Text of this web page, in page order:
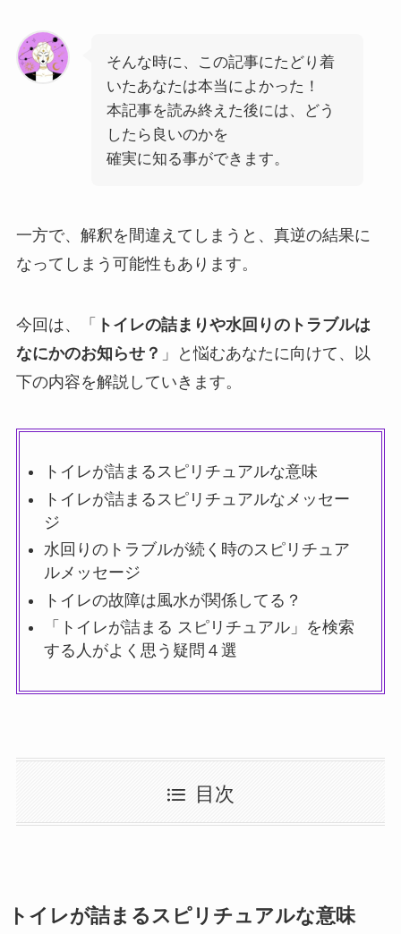
そんな時に、この記事にたどり着
いたあなたは本当によかった！
本記事を読み終えた後には、どう
したら良いのかを
確実に知る事ができます。
一方で、解釈を間違えてしまうと、真逆の結果に
なってしまう可能性もあります。
今回は、「
トイレの詰まりや水回りのトラブルは
なにかのお知らせ？ 」と悩むあなたに向けて、以
下の内容を解説していきます。
トイレが詰まるスピリチュアルな意味
トイレが詰まるスピリチュアルなメッセー
ジ
水回りのトラブルが続く時のスピリチュア
ルメッセージ
トイレの故障は風水が関係してる？
「トイレが詰まる スピリチュアル」を検索
する人がよく思う疑問４選
目次
トイレが詰まるスピリチュアルな意味